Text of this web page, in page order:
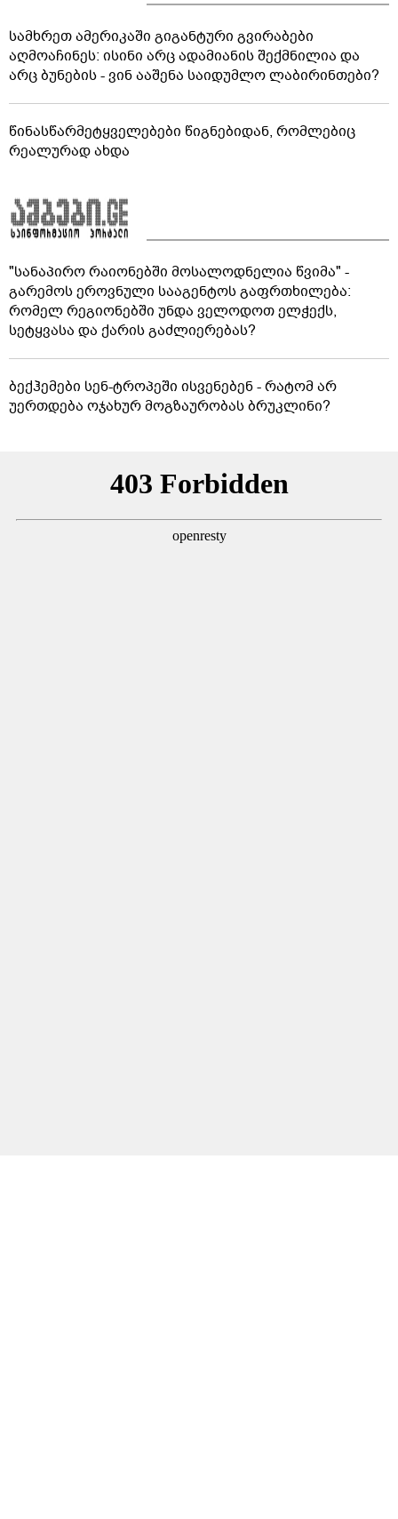
სამხრეთ ამერიკაში გიგანტური გვირაბები
აღმოაჩინეს: ისინი არც ადამიანის შექმნილია და
არც ბუნების - ვინ ააშენა საიდუმლო ლაბირინთები?
წინასწარმეტყველებები წიგნებიდან, რომლებიც
რეალურად ახდა
"სანაპირო რაიონებში მოსალოდნელია წვიმა" -
გარემოს ეროვნული სააგენტოს გაფრთხილება:
რომელ რეგიონებში უნდა ველოდოთ ელჭექს,
სეტყვასა და ქარის გაძლიერებას?
ბექჰემები სენ-ტროპეში ისვენებენ - რატომ არ
უერთდება ოჯახურ მოგზაურობას ბრუკლინი?